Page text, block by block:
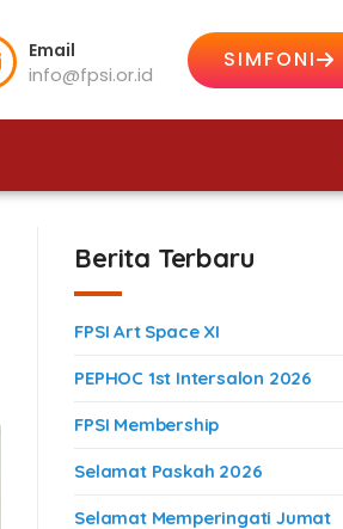
Email
info@fpsi.or.id
SIMFONI
Berita Terbaru
FPSI Art Space XI
PEPHOC 1st Intersalon 2026
FPSI Membership
Selamat Paskah 2026
Selamat Memperingati Jumat